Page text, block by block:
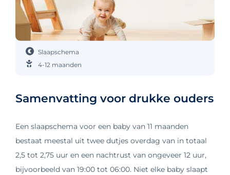
Slaapschema
4-12 maanden
Samenvatting voor drukke ouders
Een slaapschema voor een baby van 11 maanden
bestaat meestal uit twee dutjes overdag van in totaal
2,5 tot 2,75 uur en een nachtrust van ongeveer 12 uur,
bijvoorbeeld van 19:00 tot 06:00. Niet elke baby slaapt